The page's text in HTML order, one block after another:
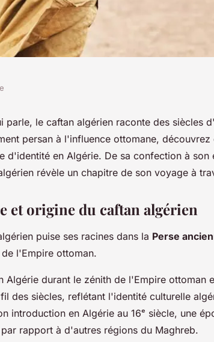
points qui
de vêtement
parle, le caftan algérien raconte des siècles
persan à l'influence ottomane,
d'identité en Algérie. De sa confection à son
révèle un chapitre de son voyage à
et origine du caftan algérien
puise ses racines dans la Perse
l'Empire ottoman.
Algérie durant le zénith de l'Empire ottoman
des siècles, reflétant l'identité culturelle
introduction en Algérie au 16ᵉ siècle, une
rapport à d'autres régions du Maghreb.